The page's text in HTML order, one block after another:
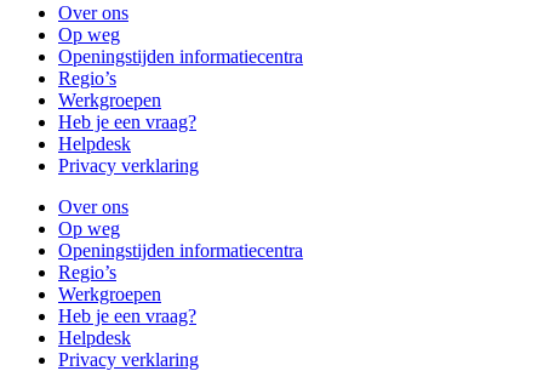
Over ons
Op weg
Openingstijden informatiecentra
Regio’s
Werkgroepen
Heb je een vraag?
Helpdesk
Privacy verklaring
Over ons
Op weg
Openingstijden informatiecentra
Regio’s
Werkgroepen
Heb je een vraag?
Helpdesk
Privacy verklaring